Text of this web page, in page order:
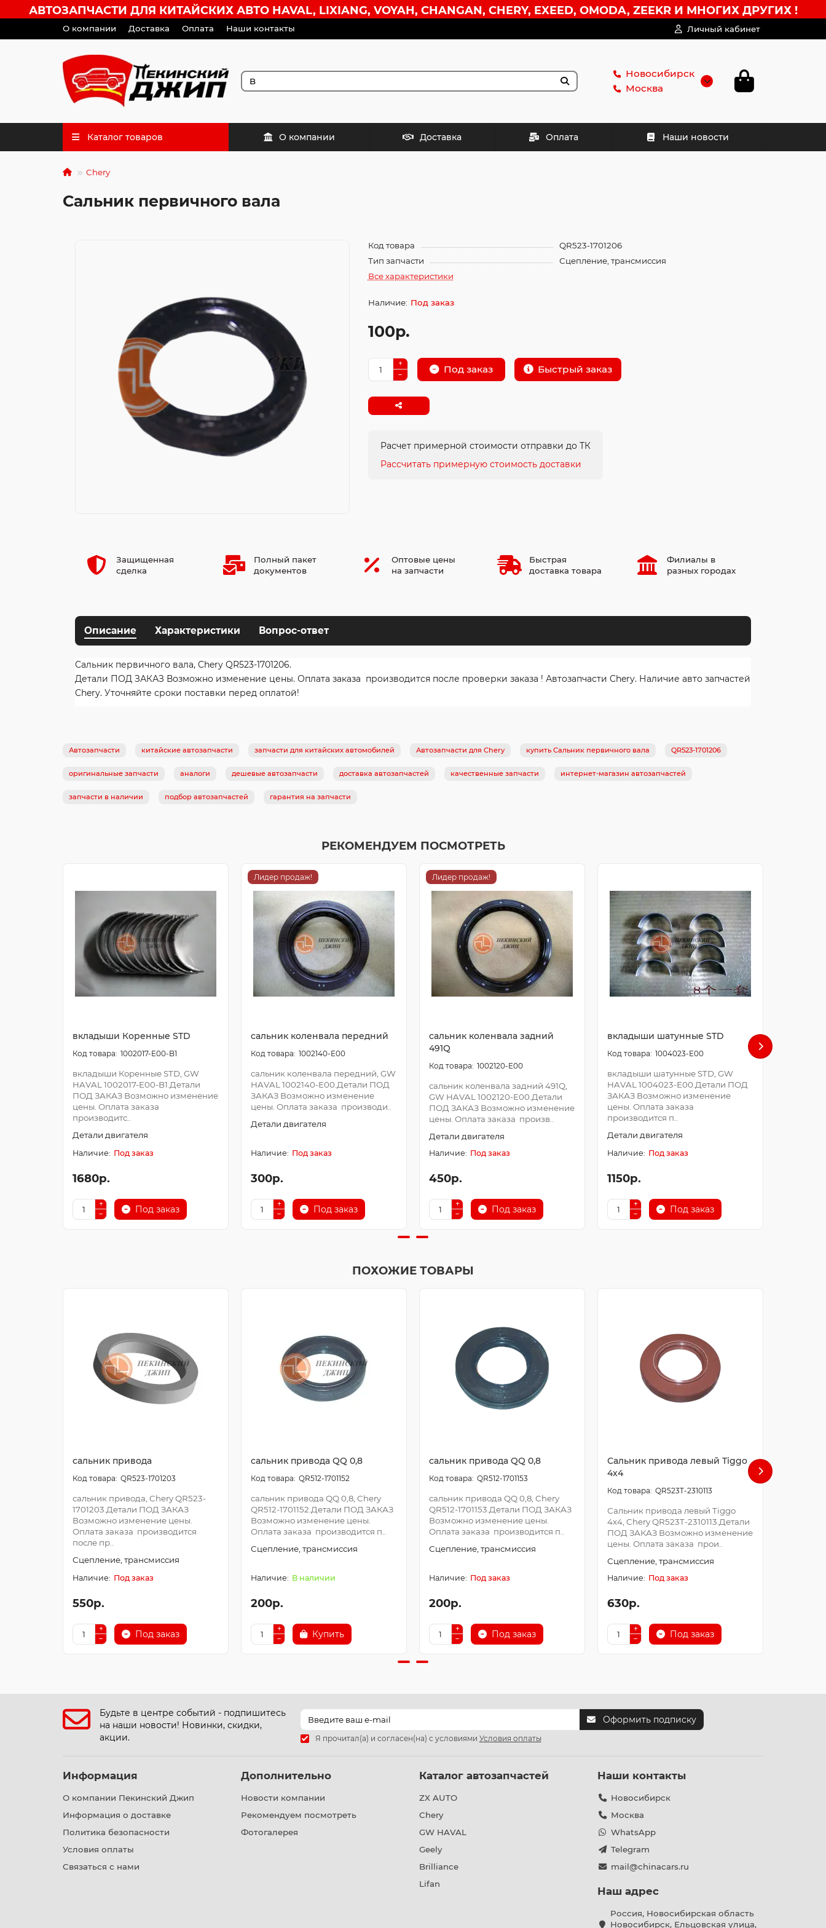
АВТОЗАПЧАСТИ ДЛЯ КИТАЙСКИХ АВТО HAVAL, LIXIANG, VOYAH, CHANGAN, CHERY, EXEED, OMODA, ZEEKR И МНОГИХ ДРУГИХ !
О компании Доставка Оплата Наши контакты Личный кабинет
Новосибирск
Москва
Каталог товаров О компании Доставка Оплата Наши новости
Chery
Сальник первичного вала
Код товара
QR523-1701206
Тип запчасти
Сцепление, трансмиссия
Все характеристики
Под заказ
100р.
Под заказ Быстрый заказ
Расчет примерной стоимости отправки до ТК
Рассчитать примерную стоимость доставки
Защищенная
сделка
Полный пакет
документов
Оптовые цены
на запчасти
Быстрая
доставка товара
Филиалы в
разных городах
Описание Характеристики Вопрос-ответ
Сальник первичного вала, Chery QR523-1701206.
Детали ПОД ЗАКАЗ Возможно изменение цены. Оплата заказа производится после проверки заказа ! Автозапчасти Chery. Наличие авто запчастей
Chery. Уточняйте сроки поставки перед оплатой!
Автозапчасти китайские автозапчасти запчасти для китайских автомобилей Автозапчасти для Chery купить Сальник первичного вала QR523-1701206
оригинальные запчасти аналоги дешевые автозапчасти доставка автозапчастей качественные запчасти интернет-магазин автозапчастей
запчасти в наличии подбор автозапчастей гарантия на запчасти
РЕКОМЕНДУЕМ ПОСМОТРЕТЬ
вкладыши Коренные STD
1002017-E00-B1
вкладыши Коренные STD, GW
HAVAL 1002017-E00-B1.Детали
ПОД ЗАКАЗ Возможно изменение
цены. Оплата заказа
производитс..
Детали двигателя
Под заказ
1680р.
Под заказ
Лидер продаж!
сальник коленвала передний
1002140-E00
сальник коленвала передний, GW
HAVAL 1002140-E00.Детали ПОД
ЗАКАЗ Возможно изменение
цены. Оплата заказа производи..
Детали двигателя
Под заказ
300р.
Под заказ
Лидер продаж!
сальник коленвала задний
491Q
1002120-E00
сальник коленвала задний 491Q,
GW HAVAL 1002120-E00.Детали
ПОД ЗАКАЗ Возможно изменение
цены. Оплата заказа произв..
Детали двигателя
Под заказ
450р.
Под заказ
вкладыши шатунные STD
1004023-E00
вкладыши шатунные STD, GW
HAVAL 1004023-E00.Детали ПОД
ЗАКАЗ Возможно изменение
цены. Оплата заказа
производится п..
Детали двигателя
Под заказ
1150р.
Под заказ
ПОХОЖИЕ ТОВАРЫ
сальник привода
QR523-1701203
сальник привода, Chery QR523-
1701203.Детали ПОД ЗАКАЗ
Возможно изменение цены.
Оплата заказа производится
после пр..
Сцепление, трансмиссия
Под заказ
550р.
Под заказ
сальник привода QQ 0,8
QR512-1701152
сальник привода QQ 0,8, Chery
QR512-1701152.Детали ПОД ЗАКАЗ
Возможно изменение цены.
Оплата заказа производится п..
Сцепление, трансмиссия
В наличии
200р.
Купить
сальник привода QQ 0,8
QR512-1701153
сальник привода QQ 0,8, Chery
QR512-1701153.Детали ПОД ЗАКАЗ
Возможно изменение цены.
Оплата заказа производится п..
Сцепление, трансмиссия
Под заказ
200р.
Под заказ
Сальник привода левый Tiggo
4x4
QR523T-2310113
Сальник привода левый Tiggo
4x4, Chery QR523T-2310113.Детали
ПОД ЗАКАЗ Возможно изменение
цены. Оплата заказа прои..
Сцепление, трансмиссия
Под заказ
630р.
Под заказ
Будьте в центре событий - подпишитесь
на наши новости! Новинки, скидки,
акции.
Оформить подписку
Я прочитал(а) и согласен(на) с условиями Условия оплаты
Информация
О компании Пекинский Джип
Информация о доставке
Политика безопасности
Условия оплаты
Связаться с нами
Дополнительно
Новости компании
Рекомендуем посмотреть
Фотогалерея
Каталог автозапчастей
ZX AUTO
Chery
GW HAVAL
Geely
Brilliance
Lifan
Наши контакты
Новосибирск
Москва
WhatsApp
Telegram
mail@chinacars.ru
Наш адрес
Россия, Новосибирская область
Новосибирск, Ельцовская улица,